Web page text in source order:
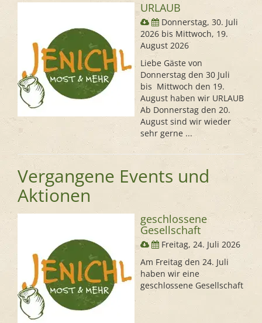
URLAUB
Donnerstag, 30. Juli
2026 bis Mittwoch, 19.
August 2026
Liebe Gäste von
Donnerstag den 30 Juli
bis Mittwoch den 19.
August haben wir URLAUB
Ab Donnerstag den 20.
August sind wir wieder
sehr gerne ...
Vergangene Events und
Aktionen
geschlossene
Gesellschaft
Freitag, 24. Juli 2026
Am Freitag den 24. Juli
haben wir eine
geschlossene Gesellschaft